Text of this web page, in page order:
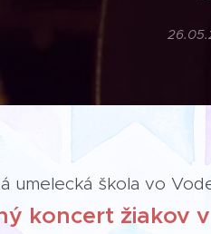
umelecká škola vo
koncert žiakov